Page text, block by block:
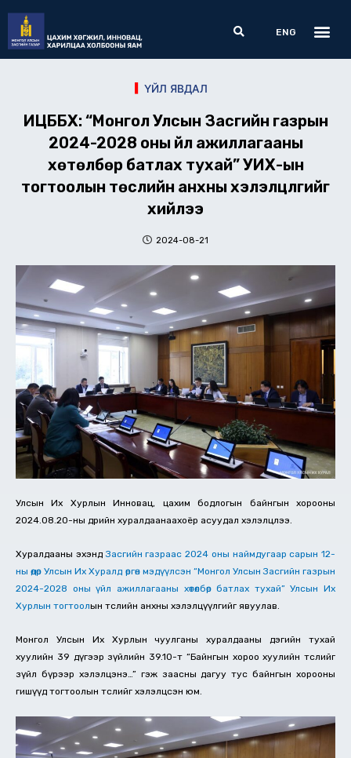
content
Search
ENG
ҮЙЛ ЯВДАЛ
ИЦББХ: “Монгол Улсын Засгийн газрын
2024-2028 оны үйл ажиллагааны
хөтөлбөр батлах тухай” УИХ-ын
тогтоолын төслийн анхны хэлэлцүүлгийг
хийлээ
2024-08-21
Улсын Их Хурлын Инновац, цахим бодлогын байнгын хорооны
2024.08.20-ны өдрийн хуралдаанаахоёр асуудал хэлэлцлээ.
Хуралдааны эхэндЗасгийн газраас 2024 оны наймдугаар сарын 12-
ны өдөр Улсын Их Хуралд өргөн мэдүүлсэн “Монгол Улсын Засгийн газрын
2024-2028 оны үйл ажиллагааны хөтөлбөр батлах тухай” Улсын Их
Хурлын тогтоолын төслийн анхны хэлэлцүүлгийг явуулав.
Монгол Улсын Их Хурлын чуулганы хуралдааны дэгийн тухай
хуулийн 39 дүгээр зүйлийн 39.10-т “Байнгын хороо хуулийн төслийг
зүйл бүрээр хэлэлцэнэ…” гэж заасны дагуу тус байнгын хорооны
гишүүд тогтоолын төслийг хэлэлцсэн юм.